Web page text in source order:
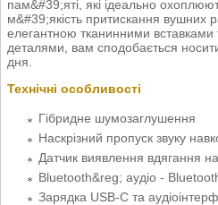
пам&#39;яті, які ідеально
м&#39;якість притискання вушних
елегантною тканинними
деталями, вам сподобається
дня.
Технічні особливості
Гібридне шумозаглушення
Наскрізний пропуск звуку
Датчик виявлення вдягання
Bluetooth&reg; аудіо -
Зарядка USB-C та